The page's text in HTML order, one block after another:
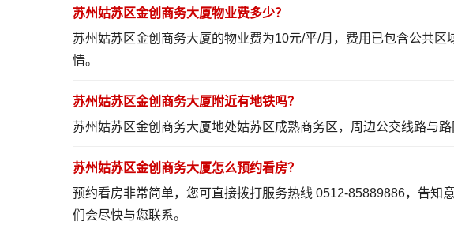
苏州姑苏区金创商务大厦物业费多少？
苏州姑苏区金创商务大厦的物业费为10元/平/月，费用已包含公共
情。
苏州姑苏区金创商务大厦附近有地铁吗？
苏州姑苏区金创商务大厦地处姑苏区成熟商务区，周边公交线路与
苏州姑苏区金创商务大厦怎么预约看房？
预约看房非常简单，您可直接拨打服务热线 0512-85889886，告知
们会尽快与您联系。